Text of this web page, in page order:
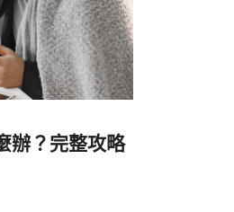
辦？完整攻略